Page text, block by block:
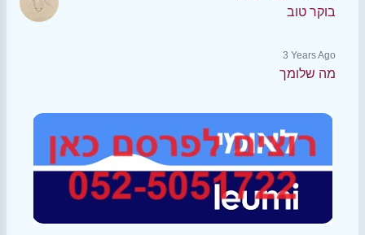
בוקר טוב
3 Years Ago
מה שלומך